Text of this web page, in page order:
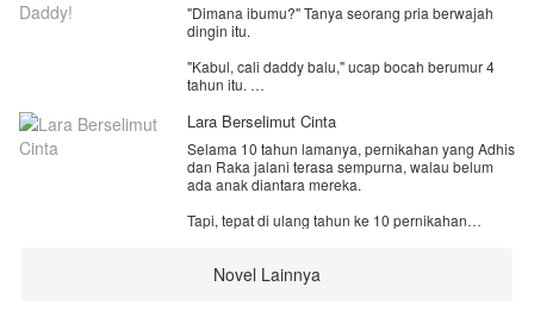
sengaja ia menendang sebuah kotak misterius,
yang ternyata ada sistem.
Dengan adanya sistem, hidupnya berubah total
menjadi lebih baik.
"Dimana ibumu?" Tanya seorang pria berwajah
dingin itu.
"Kabul, cali daddy balu," ucap bocah berumur 4
tahun itu.
mencari ayah kandungnya. Hingga dia bertemu
dengan Gilbert Ray Greyson, pria dingin dan
datar. Yang ternyata adalah ayah kandung dari
sangat keterlaluan Emily!" Bentak Gilbert pada
Lara Berselimut Cinta
Selama 10 tahun lamanya, pernikahan yang Adhis
dan Raka jalani terasa sempurna, walau belum
ada anak diantara mereka.
Tapi, tepat di ulang tahun ke 10 pernikahan
Masihkah Adhis bertahan dalam peliknya kisah
Novel Lainnya